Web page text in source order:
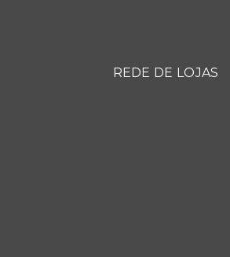
REDE DE LOJAS